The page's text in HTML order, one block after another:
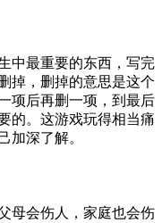
中最重要的东西，写完
掉，删掉的意思是这个
项后再删一项，到最后
的。这游戏玩得相当痛
加深了解。
母会伤人，家庭也会伤